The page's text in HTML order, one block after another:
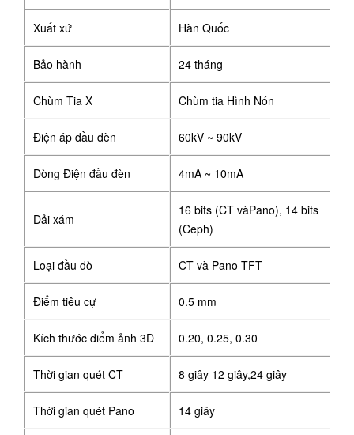
Xuất xứ Hàn Quốc
Bảo hành 24 tháng
Chùm Tia X Chùm tia Hình Nón
Điện áp đầu đèn 60kV ~ 90kV
Dòng Điện đầu đèn 4mA ~ 10mA
Dải xám
16 bits (CT vàPano), 14 bits
(Ceph)
Loại đầu dò CT và Pano TFT
Điểm tiêu cự 0.5 mm
Kích thước điểm ảnh 3D 0.20, 0.25, 0.30
Thời gian quét CT 8 giây 12 giây,24 giây
Thời gian quét Pano 14 giây